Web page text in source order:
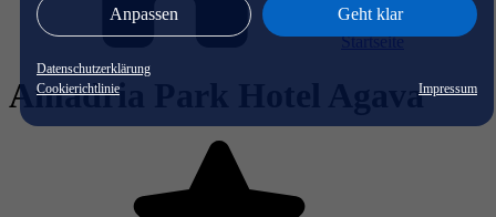
Anpassen Geht klar
Datenschutzerklärung
Cookierichtlinie
Impressum
Startseite
Amadria Park Hotel Agava